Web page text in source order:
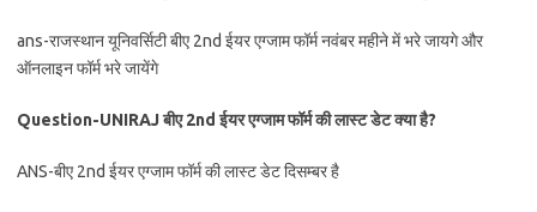
ans-राजस्थान यूनिवर्सिटी बीए 2nd ईयर एग्जाम फॉर्म नवंबर महीने में भरे जायगे और
ऑनलाइन फॉर्म भरे जायेंगे
Question-UNIRAJ बीए 2nd ईयर एग्जाम फॉर्म की लास्ट डेट क्या है?
ANS-बीए 2nd ईयर एग्जाम फॉर्म की लास्ट डेट दिसम्बर है